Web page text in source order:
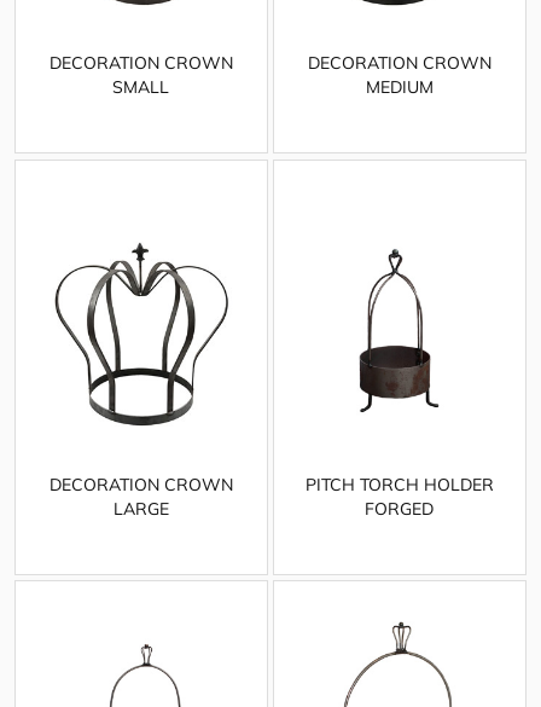
DECORATION CROWN
SMALL
DECORATION CROWN
MEDIUM
DECORATION CROWN
LARGE
PITCH TORCH HOLDER
FORGED